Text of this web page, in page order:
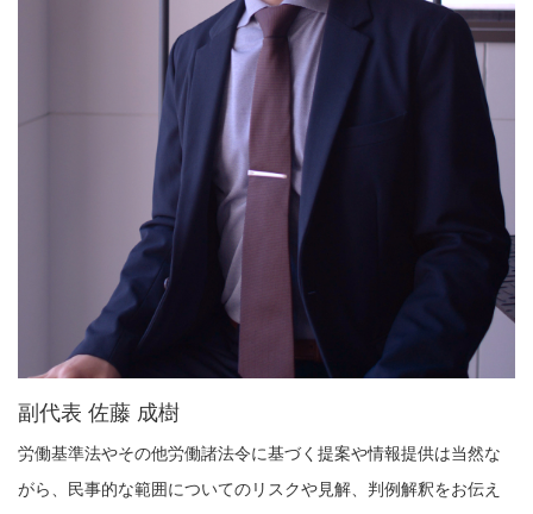
副代表 佐藤 成樹
労働基準法やその他労働諸法令に基づく提案や情報提供は当然な
がら、民事的な範囲についてのリスクや見解、判例解釈をお伝え